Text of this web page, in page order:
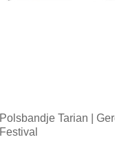
Polsbandje Tarian |
Festival